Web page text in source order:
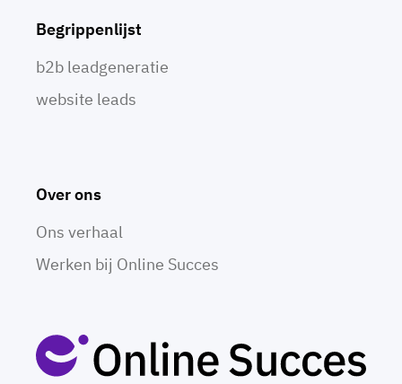
Begrippenlijst
b2b leadgeneratie
website leads
Over ons
Ons verhaal
Werken bij Online Succes